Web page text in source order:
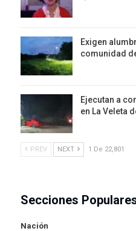
Exigen
comunidad
Ejecutan a
en La Veleta
PREV NEXT 1 De 22,801
Secciones
Nación